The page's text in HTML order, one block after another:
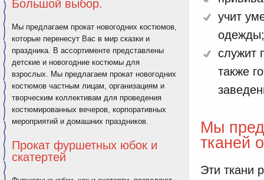
Большой выбор.
Мы предлагаем прокат новогодних костюмов,
которые перенесут Вас в мир сказки и
праздника. В ассортименте представлены
детские и новогодние костюмы для
взрослых. Мы предлагаем прокат новогодних
костюмов частным лицам, организациям и
творческим коллективам для проведения
костюмированных вечеров, корпоративных
мероприятий и домашних праздников.
Прокат фуршетных юбок и
скатертей
учит
одежды;
служит
также
Мы
тканей
Эти ткани